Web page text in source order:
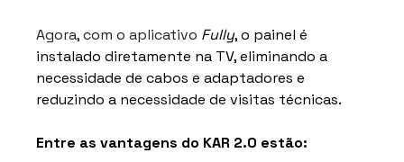
Agora, com o aplicativo Fully, o painel é
instalado diretamente na TV, eliminando a
necessidade de cabos e adaptadores e
reduzindo a necessidade de visitas técnicas.
Entre as vantagens do KAR 2.0 estão: